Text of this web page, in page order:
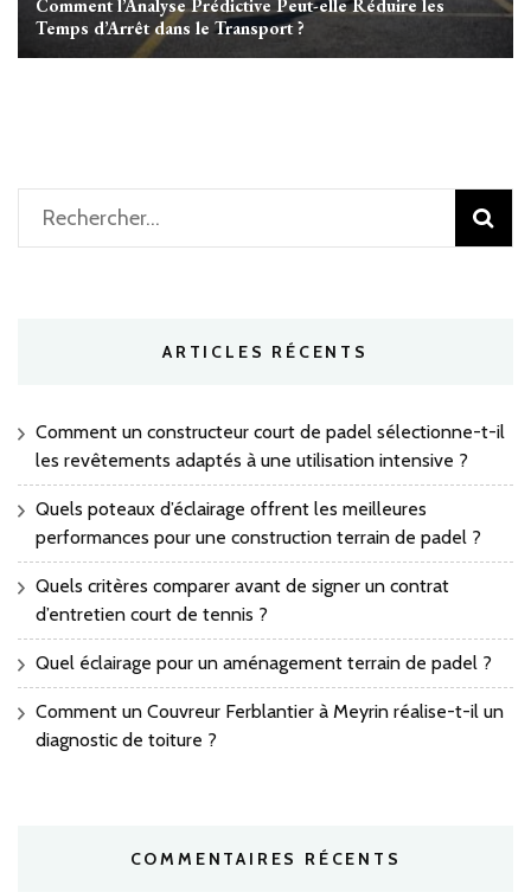
Comment l’Analyse Prédictive Peut-elle Réduire les
Temps d’Arrêt dans le Transport ?
Rechercher :
ARTICLES RÉCENTS
Comment un constructeur court de padel sélectionne-t-il
les revêtements adaptés à une utilisation intensive ?
Quels poteaux d’éclairage offrent les meilleures
performances pour une construction terrain de padel ?
Quels critères comparer avant de signer un contrat
d’entretien court de tennis ?
Quel éclairage pour un aménagement terrain de padel ?
Comment un Couvreur Ferblantier à Meyrin réalise-t-il un
diagnostic de toiture ?
COMMENTAIRES RÉCENTS